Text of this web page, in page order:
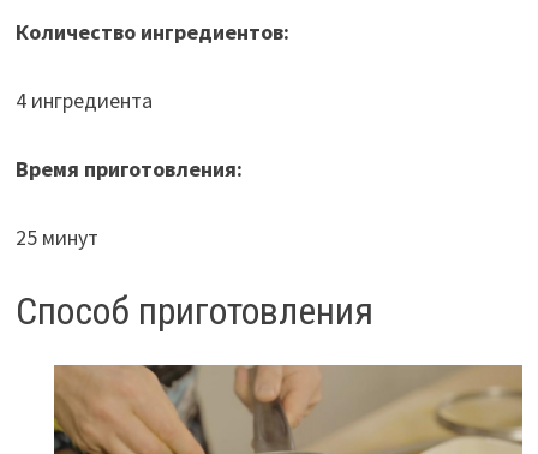
Количество ингредиентов:
4 ингредиента
Время приготовления:
25 минут
Способ приготовления